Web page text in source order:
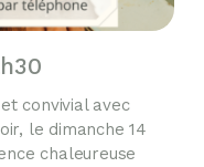
convivial avec
le dimanche 14
chaleureuse